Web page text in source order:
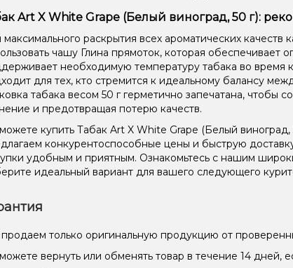
Art X White Grape (Белый виноград, 50 г):
максимального раскрытия всех ароматических качеств
чашу Глина прямоток, которая обеспечивает
необходимую температуру табака во время
для тех, кто стремится к идеальному балансу
табака весом 50 г герметично запечатана, чтобы
и предотвращая потерю качеств.
купить Табак Art X White Grape (Белый
конкурентоспособные цены и быструю
удобным и приятным. Ознакомьтесь с нашим
идеальный вариант для вашего следующего
только оригинальную продукцию от
вернуть или обменять товар в течение 14 дней,